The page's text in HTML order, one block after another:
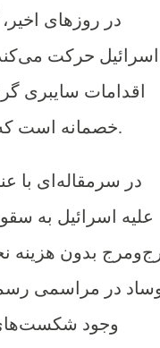
در روزهای
اسرائیل حرکت
اقدامات سایبری
خصمانه است که نه‌تنها اسرائیل بلکه جوامع یهودی در خارج را هدف قرار داده است.
علیه اسرائیل به
بدون هزینه
در مراسمی رسمی
وجود شکست‌های